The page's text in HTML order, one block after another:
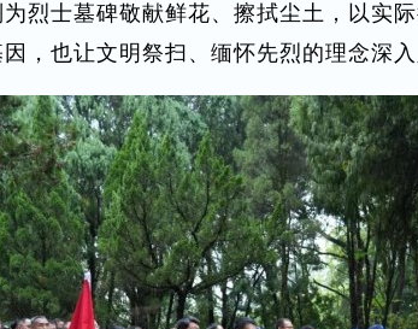
烈士墓碑敬献鲜花、擦拭尘土，以实
，也让文明祭扫、缅怀先烈的理念深入